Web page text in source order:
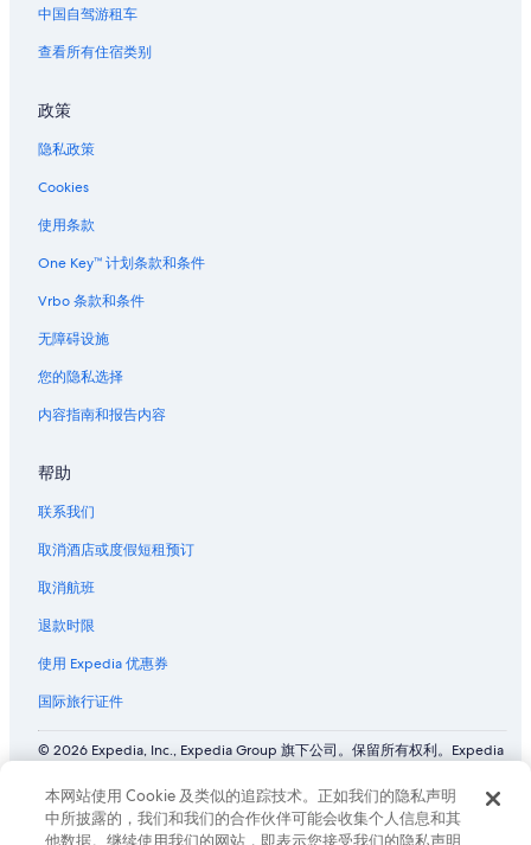
中国自驾游租车
查看所有住宿类别
政策
隐私政策
Cookies
使用条款
One Key™ 计划条款和条件
Vrbo 条款和条件
无障碍设施
您的隐私选择
内容指南和报告内容
帮助
联系我们
取消酒店或度假短租预订
取消航班
退款时限
使用 Expedia 优惠券
国际旅行证件
© 2026 Expedia, Inc., Expedia Group 旗下公司。保留所有权利。Expedia
标。 CST# 2029030-50.
本网站使用 Cookie 及类似的追踪技术。正如我们的隐私声明
中所披露的，我们和我们的合作伙伴可能会收集个人信息和其
他数据。继续使用我们的网站，即表示您接受我们的隐私声明